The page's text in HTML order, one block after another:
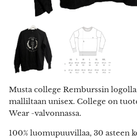
Musta college Remburssin
malliltaan unisex. College on
Wear -valvonnassa.
100% luomupuuvillaa, 30 asteen